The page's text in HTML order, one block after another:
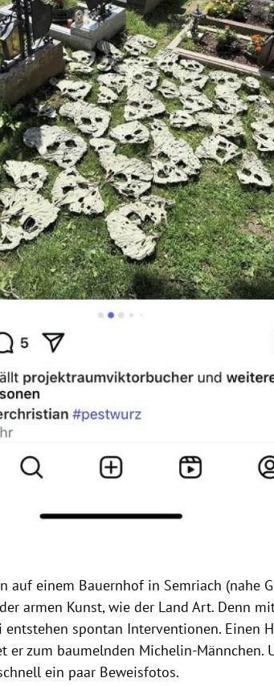
auf einem Bauernhof in Semriach (nahe
armen Kunst, wie der Land Art. Denn
entstehen spontan Interventionen. Einen
er zum baumelnden Michelin-Männchen.
ein paar Beweisfotos.